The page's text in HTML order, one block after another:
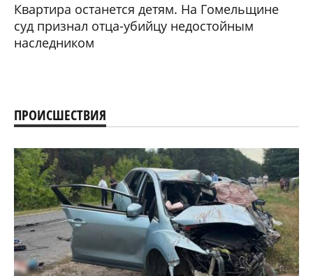
Квартира останется детям. На Гомельщине
суд признал отца-убийцу недостойным
наследником
ПРОИСШЕСТВИЯ